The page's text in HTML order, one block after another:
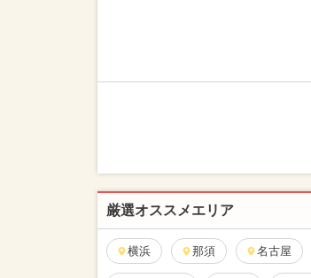
厳選オススメエリア
横浜 那須 名古屋